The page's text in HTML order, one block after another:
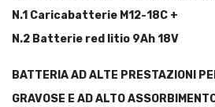
N.1 Caricabatterie M12-18C +
N.2 Batterie red litio 9Ah 18V
BATTERIA AD ALTE PRESTAZIONI
GRAVOSE E AD ALTO